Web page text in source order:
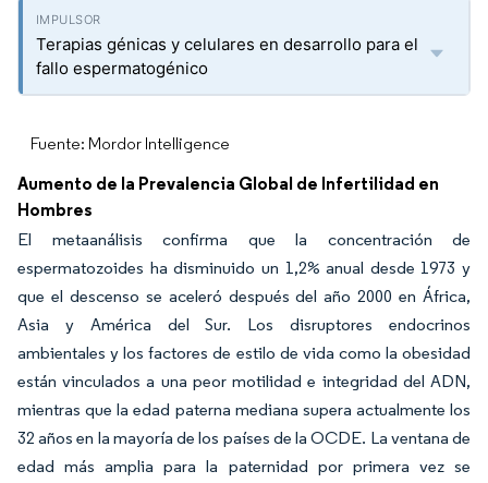
Terapias génicas y celulares en desarrollo para el
fallo espermatogénico
Fuente: Mordor Intelligence
Aumento de la Prevalencia Global de Infertilidad en
Hombres
El metaanálisis confirma que la concentración de
espermatozoides ha disminuido un 1,2% anual desde 1973 y
que el descenso se aceleró después del año 2000 en África,
Asia y América del Sur. Los disruptores endocrinos
ambientales y los factores de estilo de vida como la obesidad
están vinculados a una peor motilidad e integridad del ADN,
mientras que la edad paterna mediana supera actualmente los
32 años en la mayoría de los países de la OCDE. La ventana de
edad más amplia para la paternidad por primera vez se